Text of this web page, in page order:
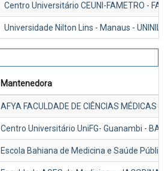
Centro Universitário CEUNI-FAMETRO -
Universidade Nilton Lins - Manaus -
Mantenedora
AFYA FACULDADE DE CIÊNCIAS MÉDICAS
Centro Universitário UniFG- Guanambi - BA
Escola Bahiana de Medicina e Saúde